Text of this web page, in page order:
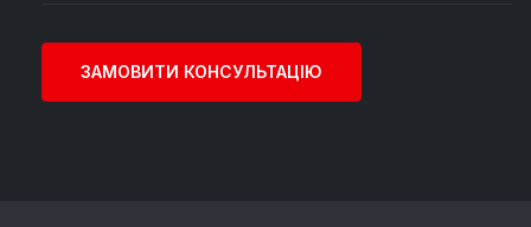
ЗАМОВИТИ КОНСУЛЬТАЦІЮ